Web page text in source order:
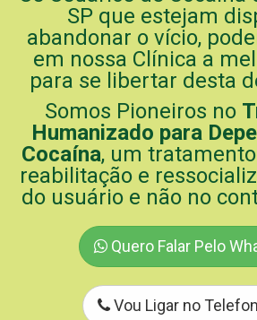
SP que estejam
abandonar o vício,
em nossa Clínica a
para se libertar desta
Somos Pioneiros no
Humanizado para
Cocaína, um
reabilitação e
do usuário e não no
Quero Falar Pelo
Vou Ligar no